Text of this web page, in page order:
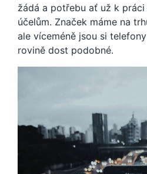
žádá a potřebu ať už k
účelům. Značek máme na
ale víceméně jsou si
rovině dost podobné.